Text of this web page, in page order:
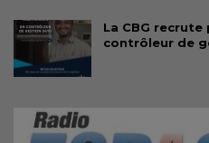
La CBG
contrôleur de